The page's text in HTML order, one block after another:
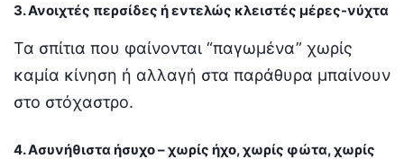
3. Ανοιχτές περσίδες ή εντελώς κλειστές μέρες-νύχτα
Τα σπίτια που φαίνονται “παγωμένα” χωρίς
καμία κίνηση ή αλλαγή στα παράθυρα μπαίνουν
στο στόχαστρο.
4. Ασυνήθιστα ήσυχο – χωρίς ήχο, χωρίς φώτα, χωρίς